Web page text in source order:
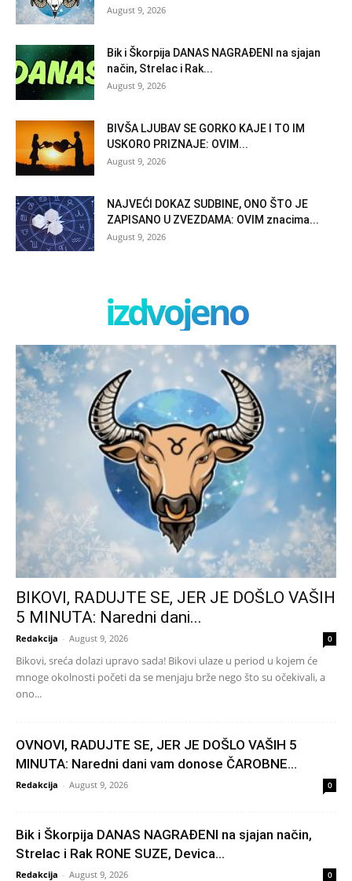
August 9, 2026
Bik i Škorpija DANAS NAGRAĐENI na sjajan
način, Strelac i Rak...
August 9, 2026
BIVŠA LJUBAV SE GORKO KAJE I TO IM
USKORO PRIZNAJE: OVIM...
August 9, 2026
NAJVEĆI DOKAZ SUDBINE, ONO ŠTO JE
ZAPISANO U ZVEZDAMA: OVIM znacima...
August 9, 2026
izdvojeno
BIKOVI, RADUJTE SE, JER JE DOŠLO VAŠIH
5 MINUTA: Naredni dani...
Redakcija - August 9, 2026 0
Bikovi, sreća dolazi upravo sada! Bikovi ulaze u period u kojem će
mnoge okolnosti početi da se menjaju brže nego što su očekivali, a
ono...
OVNOVI, RADUJTE SE, JER JE DOŠLO VAŠIH 5
MINUTA: Naredni dani vam donose ČAROBNE...
Redakcija - August 9, 2026 0
Bik i Škorpija DANAS NAGRAĐENI na sjajan način,
Strelac i Rak RONE SUZE, Devica...
Redakcija - August 9, 2026 0